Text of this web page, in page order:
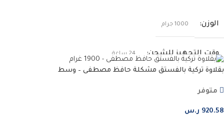
الوزن 1000 جرام
وقت التجهيز للشحن 24 ساعة
بقلاوة تركية بالفستق مشكلة حافظ مصطفى – وسط
متوفر
920.58 ر.س